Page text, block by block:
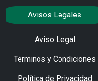
Avisos Legales
Aviso Legal
Términos y Condiciones
Política de Privacidad